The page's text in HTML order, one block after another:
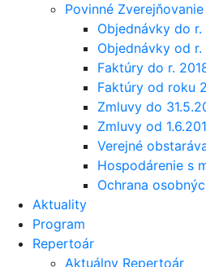
Povinné Zverejňovanie
Objednávky do r.
Objednávky od r.
Faktúry do r.
Faktúry od roku
Zmluvy do
Zmluvy od
Verejné
Hospodárenie s
Ochrana
Aktuality
Program
Repertoár
Aktuálny Repertoár